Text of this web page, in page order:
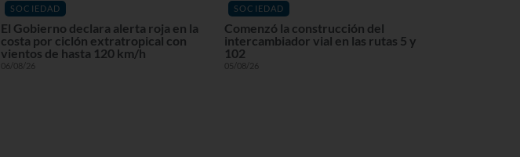
SOCIEDAD
El Gobierno declara alerta roja en la
costa por ciclón extratropical con
vientos de hasta 120 km/h
06/08/26
SOCIEDAD
Comenzó la construcción del
intercambiador vial en las rutas 5 y
102
05/08/26